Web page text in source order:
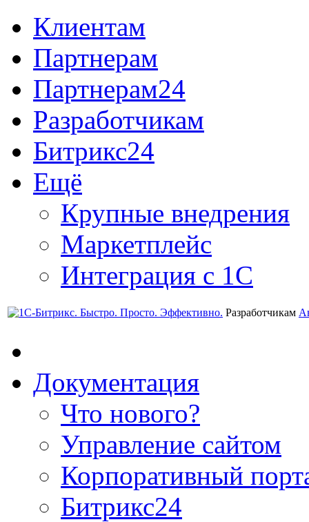
Клиентам
Партнерам
Партнерам24
Разработчикам
Битрикс24
Ещё
Крупные внедрения
Маркетплейс
Интеграция с 1С
Разработчикам
Документация
Что нового?
Управление сайтом
Корпоративный
Битрикс24